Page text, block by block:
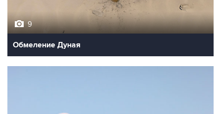
9
Обмеление Дуная